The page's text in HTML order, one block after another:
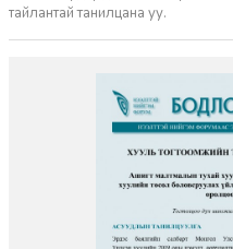
тайлантай танилцана уу.